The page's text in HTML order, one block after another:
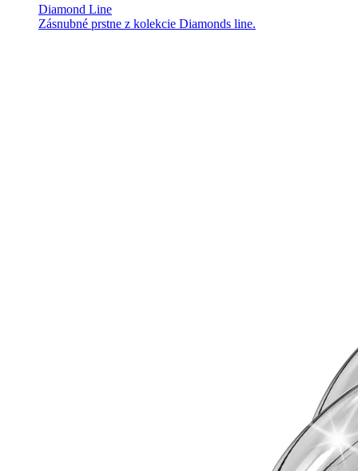
Diamond Line
Zásnubné prstne z kolekcie Diamonds line.